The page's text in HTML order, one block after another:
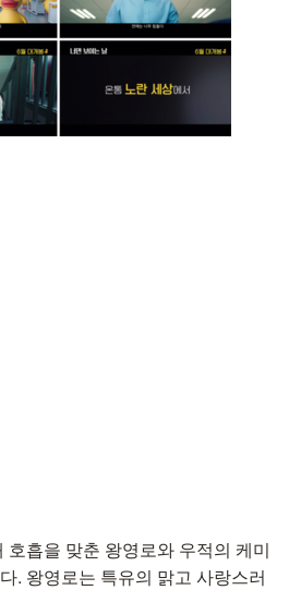
호흡을 맞춘 왕영로와 우적의 케미
. 왕영로는 특유의 맑고 사랑스러